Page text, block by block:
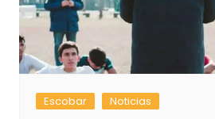
Escobar Noticias